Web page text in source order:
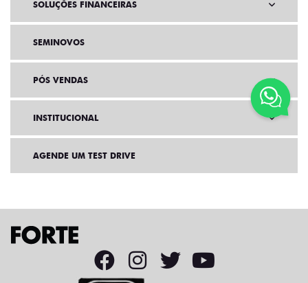
SOLUÇÕES FINANCEIRAS
SEMINOVOS
PÓS VENDAS
INSTITUCIONAL
AGENDE UM TEST DRIVE